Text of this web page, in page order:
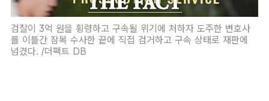
검찰이 3억 원을 횡령하고 구속될 위기에 처하자 도주한 변호사
를 이틀간 잠복 수사한 끝에 직접 검거하고 구속 상태로 재판에
넘겼다. /더팩트 DB